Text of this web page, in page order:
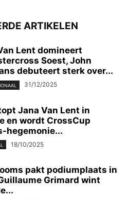
ARTIKELEN
Lent domineert
Soest, John
debuteert sterk over...
31/12/2025
Jana Van Lent in
en wordt CrossCup
hegemonie...
18/10/2025
pakt podiumplaats in
Grimard wint